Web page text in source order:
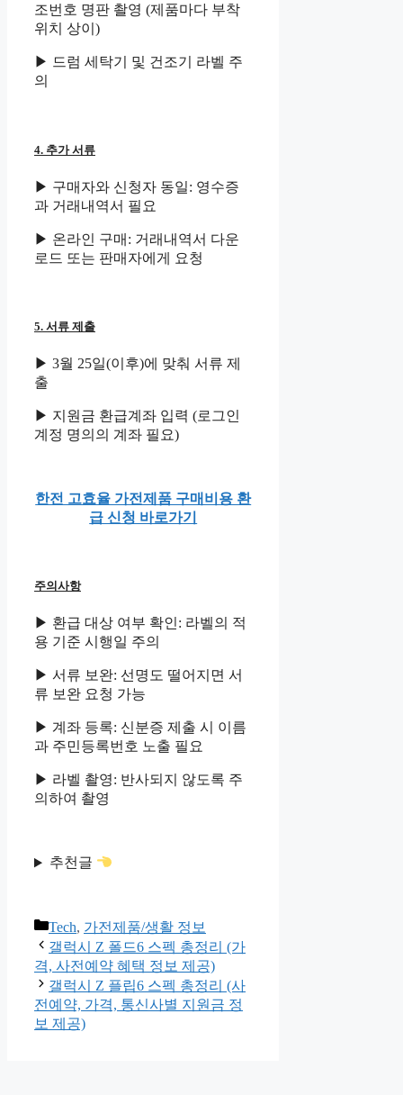
조번호 명판 촬영 (제품마다 부착
위치 상이)
▶ 드럼 세탁기 및 건조기 라벨 주
의
4. 추가 서류
▶ 구매자와 신청자 동일: 영수증
과 거래내역서 필요
▶ 온라인 구매: 거래내역서 다운
로드 또는 판매자에게 요청
5. 서류 제출
▶ 3월 25일(이후)에 맞춰 서류 제
출
▶ 지원금 환급계좌 입력 (로그인
계정 명의의 계좌 필요)
한전 고효율 가전제품 구매비용 환
급 신청 바로가기
주의사항
▶ 환급 대상 여부 확인: 라벨의 적
용 기준 시행일 주의
▶ 서류 보완: 선명도 떨어지면 서
류 보완 요청 가능
▶ 계좌 등록: 신분증 제출 시 이름
과 주민등록번호 노출 필요
▶ 라벨 촬영: 반사되지 않도록 주
의하여 촬영
추천글
카
테
고
리
Tech, 가전제품/생활 정보
갤럭시 Z 폴드6 스펙 총정리 (가
격, 사전예약 혜택 정보 제공)
갤럭시 Z 플립6 스펙 총정리 (사
전예약, 가격, 통신사별 지원금 정
보 제공)